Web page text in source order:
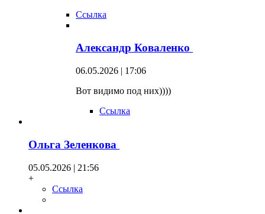
Ссылка
Александр Коваленко
06.05.2026 | 17:06
Вот видимо под них))))
Ссылка
Ольга Зеленкова
05.05.2026 | 21:56
+
Ссылка